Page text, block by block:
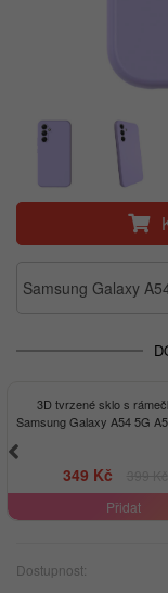
Samsung Galaxy
3D tvrzené sklo s
Samsung Galaxy A54 5G
349 Kč
Přidat
Dostupnost: